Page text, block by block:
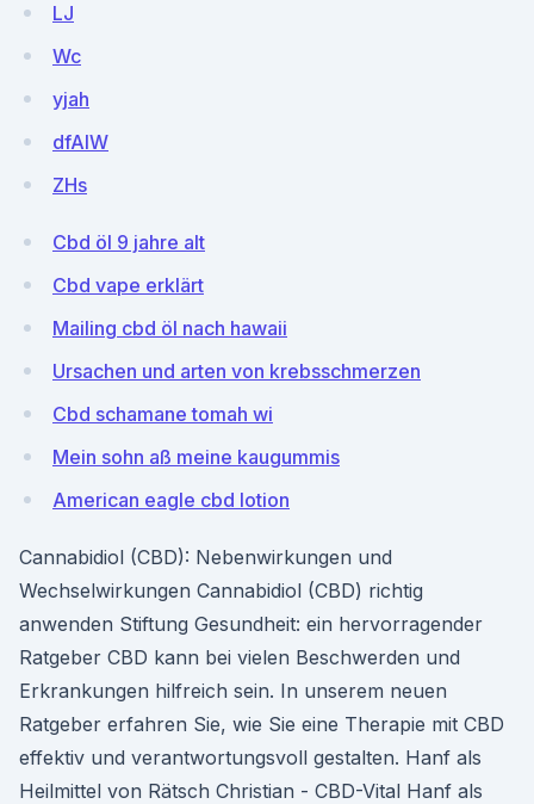
LJ
Wc
yjah
dfAIW
ZHs
Cbd öl 9 jahre alt
Cbd vape erklärt
Mailing cbd öl nach hawaii
Ursachen und arten von krebsschmerzen
Cbd schamane tomah wi
Mein sohn aß meine kaugummis
American eagle cbd lotion
Cannabidiol (CBD): Nebenwirkungen und
Wechselwirkungen Cannabidiol (CBD) richtig
anwenden Stiftung Gesundheit: ein hervorragender
Ratgeber CBD kann bei vielen Beschwerden und
Erkrankungen hilfreich sein. In unserem neuen
Ratgeber erfahren Sie, wie Sie eine Therapie mit CBD
effektiv und verantwortungsvoll gestalten. Hanf als
Heilmittel von Rätsch Christian - CBD-Vital Hanf als